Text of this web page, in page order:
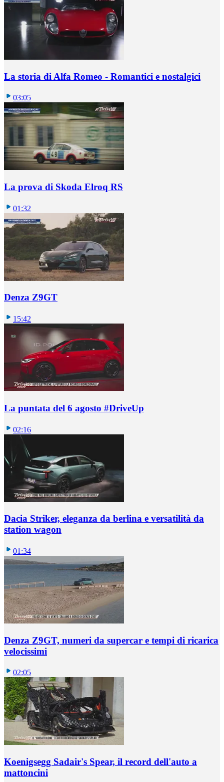
La storia di Alfa Romeo - Romantici e nostalgici
03:05
La prova di Skoda Elroq RS
01:32
Denza Z9GT
15:42
La puntata del 6 agosto #DriveUp
02:16
Dacia Striker, eleganza da berlina e versatilità da
station wagon
01:34
Denza Z9GT, numeri da supercar e tempi di ricarica
velocissimi
02:05
Koenigsegg Sadair's Spear, il record dell'auto a
mattoncini